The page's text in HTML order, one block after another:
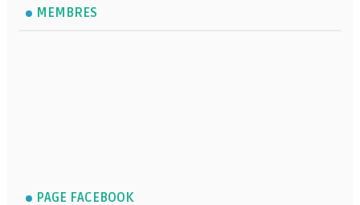
MEMBRES
PAGE FACEBOOK